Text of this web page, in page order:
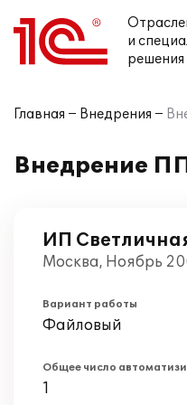
и
решения
Главная Внедрения
Внедрение
ИП
Москва, Ноябрь
Вариант работы
Файловый
Общее число
1